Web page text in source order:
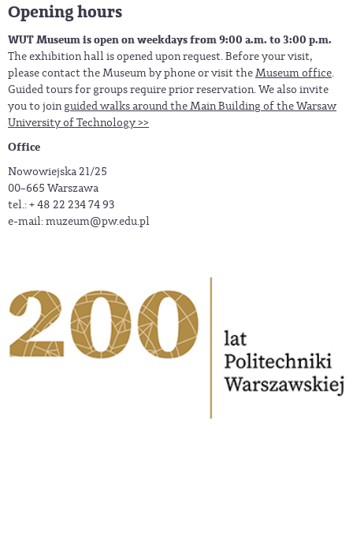
Opening hours
WUT Museum is open on weekdays from 9:00 a.m. to 3:00 p.m.
The exhibition hall is opened upon request. Before your visit,
please contact the Museum by phone or visit theMuseum office.
Guided tours for groups require prior reservation. We also invite
you to join guided walks around the Main Building of the Warsaw
University of Technology >>
Office
Nowowiejska 21/25
00–665 Warszawa
tel.: + 48 22 234 74 93
e-mail:muzeum@pw.edu.pl